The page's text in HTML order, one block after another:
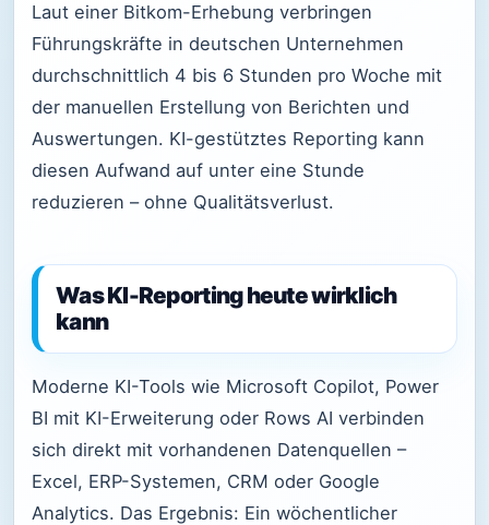
Laut einer Bitkom-Erhebung verbringen
Führungskräfte in deutschen Unternehmen
durchschnittlich 4 bis 6 Stunden pro Woche mit
der manuellen Erstellung von Berichten und
Auswertungen. KI-gestütztes Reporting kann
diesen Aufwand auf unter eine Stunde
reduzieren – ohne Qualitätsverlust.
Was KI-Reporting heute wirklich
kann
Moderne KI-Tools wie Microsoft Copilot, Power
BI mit KI-Erweiterung oder Rows AI verbinden
sich direkt mit vorhandenen Datenquellen –
Excel, ERP-Systemen, CRM oder Google
Analytics. Das Ergebnis: Ein wöchentlicher